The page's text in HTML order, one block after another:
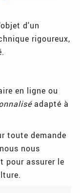
d'un
rigoureux,
en ligne ou
adapté à
toute demande
nous
pour assurer le